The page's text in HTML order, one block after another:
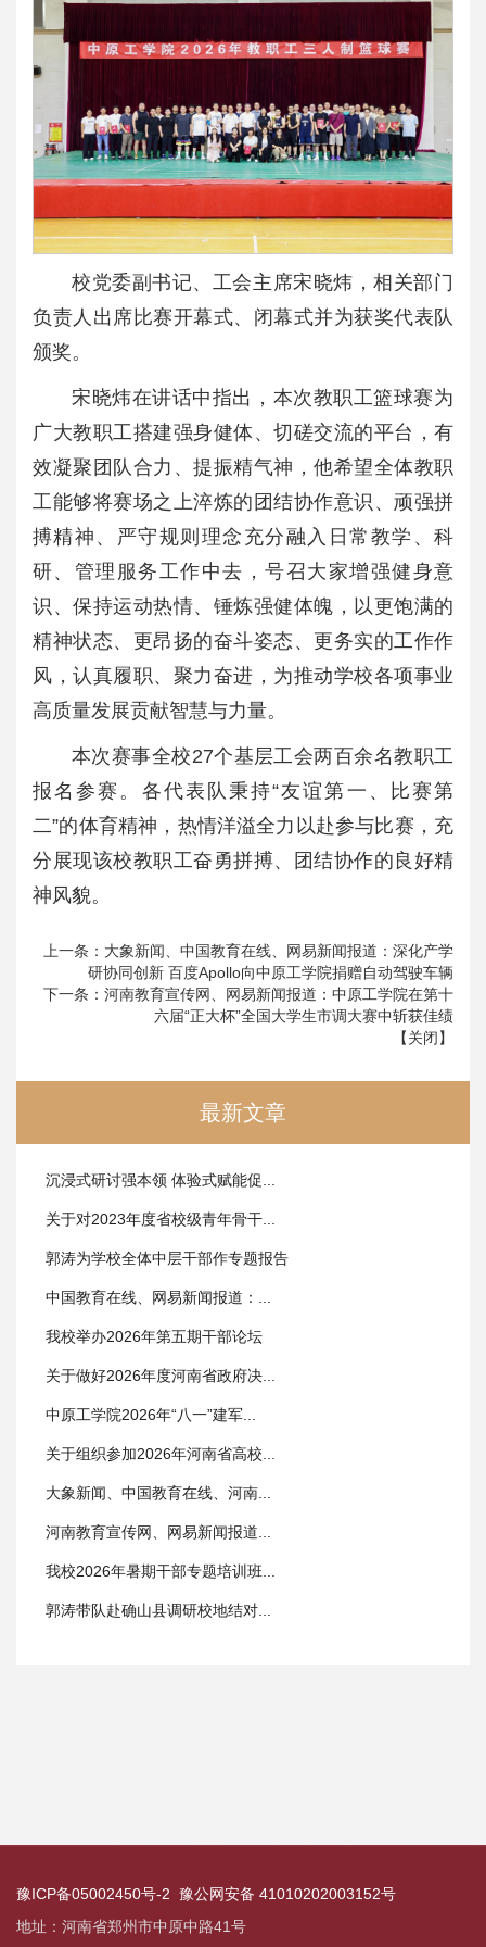
校党委副书记、工会主席宋晓炜，相关部门
负责人出席比赛开幕式、闭幕式并为获奖代表队
颁奖。
宋晓炜在讲话中指出，本次教职工篮球赛为
广大教职工搭建强身健体、切磋交流的平台，有
效凝聚团队合力、提振精气神，他希望全体教职
工能够将赛场之上淬炼的团结协作意识、顽强拼
搏精神、严守规则理念充分融入日常教学、科
研、管理服务工作中去，号召大家增强健身意
识、保持运动热情、锤炼强健体魄，以更饱满的
精神状态、更昂扬的奋斗姿态、更务实的工作作
风，认真履职、聚力奋进，为推动学校各项事业
高质量发展贡献智慧与力量。
本次赛事全校27个基层工会两百余名教职工
报名参赛。各代表队秉持“友谊第一、比赛第
二”的体育精神，热情洋溢全力以赴参与比赛，充
分展现该校教职工奋勇拼搏、团结协作的良好精
神风貌。
上一条： 大象新闻、中国教育在线、网易新闻报道：深化产学
研协同创新 百度Apollo向中原工学院捐赠自动驾驶车辆
下一条： 河南教育宣传网、网易新闻报道：中原工学院在第十
六届“正大杯”全国大学生市调大赛中斩获佳绩
【关闭】
最新文章
沉浸式研讨强本领 体验式赋能促...
关于对2023年度省校级青年骨干...
郭涛为学校全体中层干部作专题报告
中国教育在线、网易新闻报道：...
我校举办2026年第五期干部论坛
关于做好2026年度河南省政府决...
中原工学院2026年“八一”建军...
关于组织参加2026年河南省高校...
大象新闻、中国教育在线、河南...
河南教育宣传网、网易新闻报道...
我校2026年暑期干部专题培训班...
郭涛带队赴确山县调研校地结对...
豫ICP备05002450号-2 豫公网安备 41010202003152号
地址：河南省郑州市中原中路41号